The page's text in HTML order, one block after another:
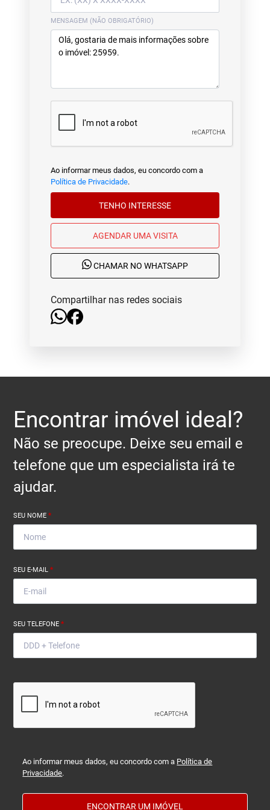
MENSAGEM (NÃO OBRIGATÓRIO)
Ao informar meus dados, eu concordo com a
Política de Privacidade.
TENHO INTERESSE
AGENDAR UMA VISITA
CHAMAR NO WHATSAPP
Compartilhar nas redes sociais
Encontrar imóvel ideal?
Não se preocupe. Deixe seu email e
telefone que um especialista irá te
ajudar.
SEU NOME*
SEU E-MAIL*
SEU TELEFONE*
Ao informar meus dados, eu concordo com a Política de
Privacidade.
ENCONTRAR UM IMÓVEL